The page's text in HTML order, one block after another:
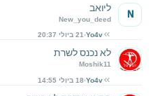
ליואב
New_you_deed
Yo4v 21 ביולי 20:37
N
לא נכנס לשרת
Moshik11
Yo4v 18 ביולי 14:55